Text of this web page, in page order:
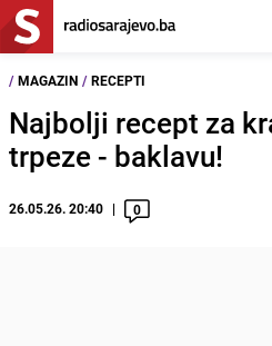
/ MAGAZIN / RECEPTI
Najbolji recept za
trpeze - baklavu!
26.05.26. 20:40 0